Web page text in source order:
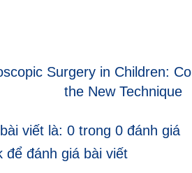
Surgery in Children:
the New Technique
viết là: 0 trong 0 đánh giá
để đánh giá bài viết